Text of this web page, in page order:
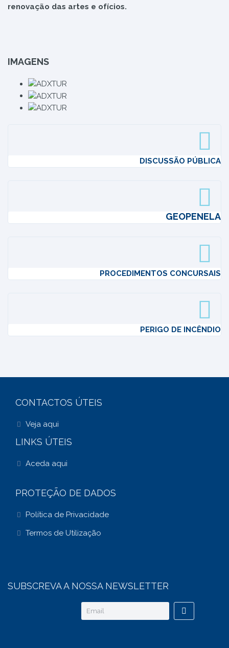
renovação das artes e ofícios.
IMAGENS
DISCUSSÃO PÚBLICA
GEOPENELA
PROCEDIMENTOS CONCURSAIS
PERIGO DE INCÊNDIO
CONTACTOS ÚTEIS
Veja aqui
LINKS ÚTEIS
Aceda aqui
PROTEÇÃO DE DADOS
Política de Privacidade
Termos de Utilização
SUBSCREVA A NOSSA NEWSLETTER